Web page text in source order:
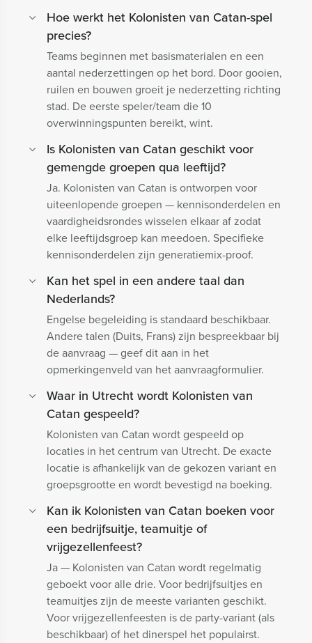
Hoe werkt het Kolonisten van Catan-spel
precies?
Teams beginnen met basismaterialen en een
aantal nederzettingen op het bord. Door gooien,
ruilen en bouwen groeit je nederzetting richting
stad. De eerste speler/team die 10
overwinningspunten bereikt, wint.
Is Kolonisten van Catan geschikt voor
gemengde groepen qua leeftijd?
Ja. Kolonisten van Catan is ontworpen voor
uiteenlopende groepen — kennisonderdelen en
vaardigheidsrondes wisselen elkaar af zodat
elke leeftijdsgroep kan meedoen. Specifieke
kennisonderdelen zijn generatiemix-proof.
Kan het spel in een andere taal dan
Nederlands?
Engelse begeleiding is standaard beschikbaar.
Andere talen (Duits, Frans) zijn bespreekbaar bij
de aanvraag — geef dit aan in het
opmerkingenveld van het aanvraagformulier.
Waar in Utrecht wordt Kolonisten van
Catan gespeeld?
Kolonisten van Catan wordt gespeeld op
locaties in het centrum van Utrecht. De exacte
locatie is afhankelijk van de gekozen variant en
groepsgrootte en wordt bevestigd na boeking.
Kan ik Kolonisten van Catan boeken voor
een bedrijfsuitje, teamuitje of
vrijgezellenfeest?
Ja — Kolonisten van Catan wordt regelmatig
geboekt voor alle drie. Voor bedrijfsuitjes en
teamuitjes zijn de meeste varianten geschikt.
Voor vrijgezellenfeesten is de party-variant (als
beschikbaar) of het dinerspel het populairst.